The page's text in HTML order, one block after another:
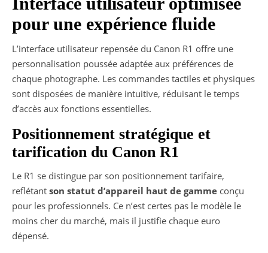
pour une expérience fluide
L’interface utilisateur repensée du Canon R1 offre une
personnalisation poussée adaptée aux préférences de
chaque photographe. Les commandes tactiles et physiques
sont disposées de manière intuitive, réduisant le temps
d’accès aux fonctions essentielles.
Positionnement stratégique et
tarification du Canon R1
Le R1 se distingue par son positionnement tarifaire,
reflétant son statut d’appareil haut de gamme conçu
pour les professionnels. Ce n’est certes pas le modèle le
moins cher du marché, mais il justifie chaque euro
dépensé.